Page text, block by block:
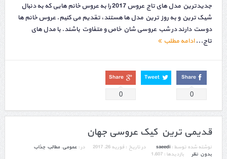
جدیدترین مدل های تاج عروس 2017 را به عروس خانم هایی که به دنبال
شیک ترین و به روز ترین مدل ها هستند، تقدیم می کنیم. عروس خانم ها
دوست دارند در شب عروسی شان خاص و متفاوت باشند. با مدل های
تاج...ادامه مطلب
Share
0
Tweet
Share
0
قدیمی ترین کیک عروسی جهان
نوشته شده توسط : saeedi در تاریخ : فوریه 26, 2017 در : عمومی,مطالب جذاب
بدون نظر
بازدیدها : 1,607